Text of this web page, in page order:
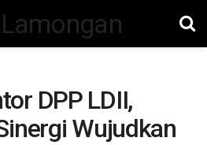
DPP LDII,
Wujudkan